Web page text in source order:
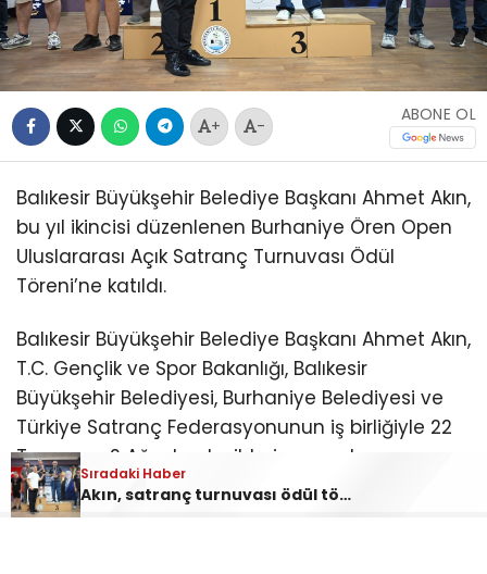
Sıradaki Haber
Akın, satranç turnuvası ödül törenine katıldı
+ -
ABONE OL
Balıkesir Büyükşehir Belediye Başkanı Ahmet Akın,
bu yıl ikincisi düzenlenen Burhaniye Ören Open
Uluslararası Açık Satranç Turnuvası Ödül
Töreni’ne katıldı.
Balıkesir Büyükşehir Belediye Başkanı Ahmet Akın,
T.C. Gençlik ve Spor Bakanlığı, Balıkesir
Büyükşehir Belediyesi, Burhaniye Belediyesi ve
Türkiye Satranç Federasyonunun iş birliğiyle 22
Temmuz-2 Ağustos tarihleri arasında
düzenlenen “2. Burhaniye Ören Open
Uluslararası Açık Satranç Turnuvası Ödül